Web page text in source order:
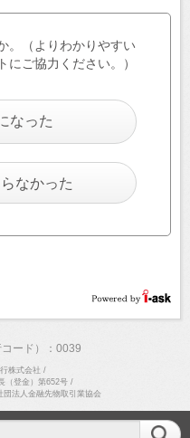
。（よりわかりやすい
にご協力ください。）
なった
なかった
ード）：0039
株式会社 /
（登金）第652号/
団法人金融先物取引業協会